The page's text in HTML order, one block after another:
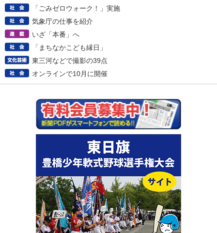
「ごみゼロウォーク！」実施
気象庁の仕事を紹介
いざ「本番」へ
「まちなかこども縁日」
東三河などで撮影の39点
オンラインで10月に開催